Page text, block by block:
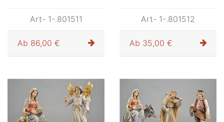
Art- 1-.801511
Ab 86,00 €
Art- 1-.801512
Ab 35,00 €